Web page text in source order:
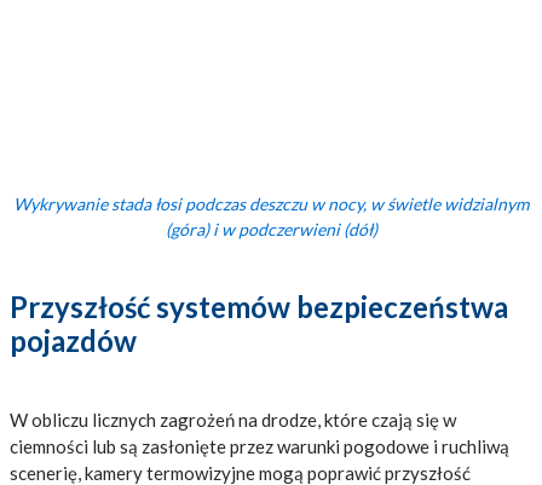
Wykrywanie stada łosi podczas deszczu w nocy, w świetle widzialnym
(góra) i w podczerwieni (dół)
Przyszłość systemów bezpieczeństwa
pojazdów
W obliczu licznych zagrożeń na drodze, które czają się w
ciemności lub są zasłonięte przez warunki pogodowe i ruchliwą
scenerię, kamery termowizyjne mogą poprawić przyszłość